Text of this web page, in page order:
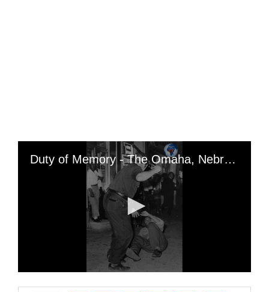
Duty of Memory - The Omaha, Nebraska race riots of July 4, 1966: The year 1966 represents, in the United States, a major turning point in the context of the Black/African question, in fact, this year corresponds to a generalized radicalization of the Black/American population, (events such as the assassination of Malcolm X 1965, the birth of the Black Panther Party 1966, the commitment against the Vietnam War becoming increasingly important, or the Watts riots 1965); « Constitute the fertile ground favoring the emergence of new ideas »
s